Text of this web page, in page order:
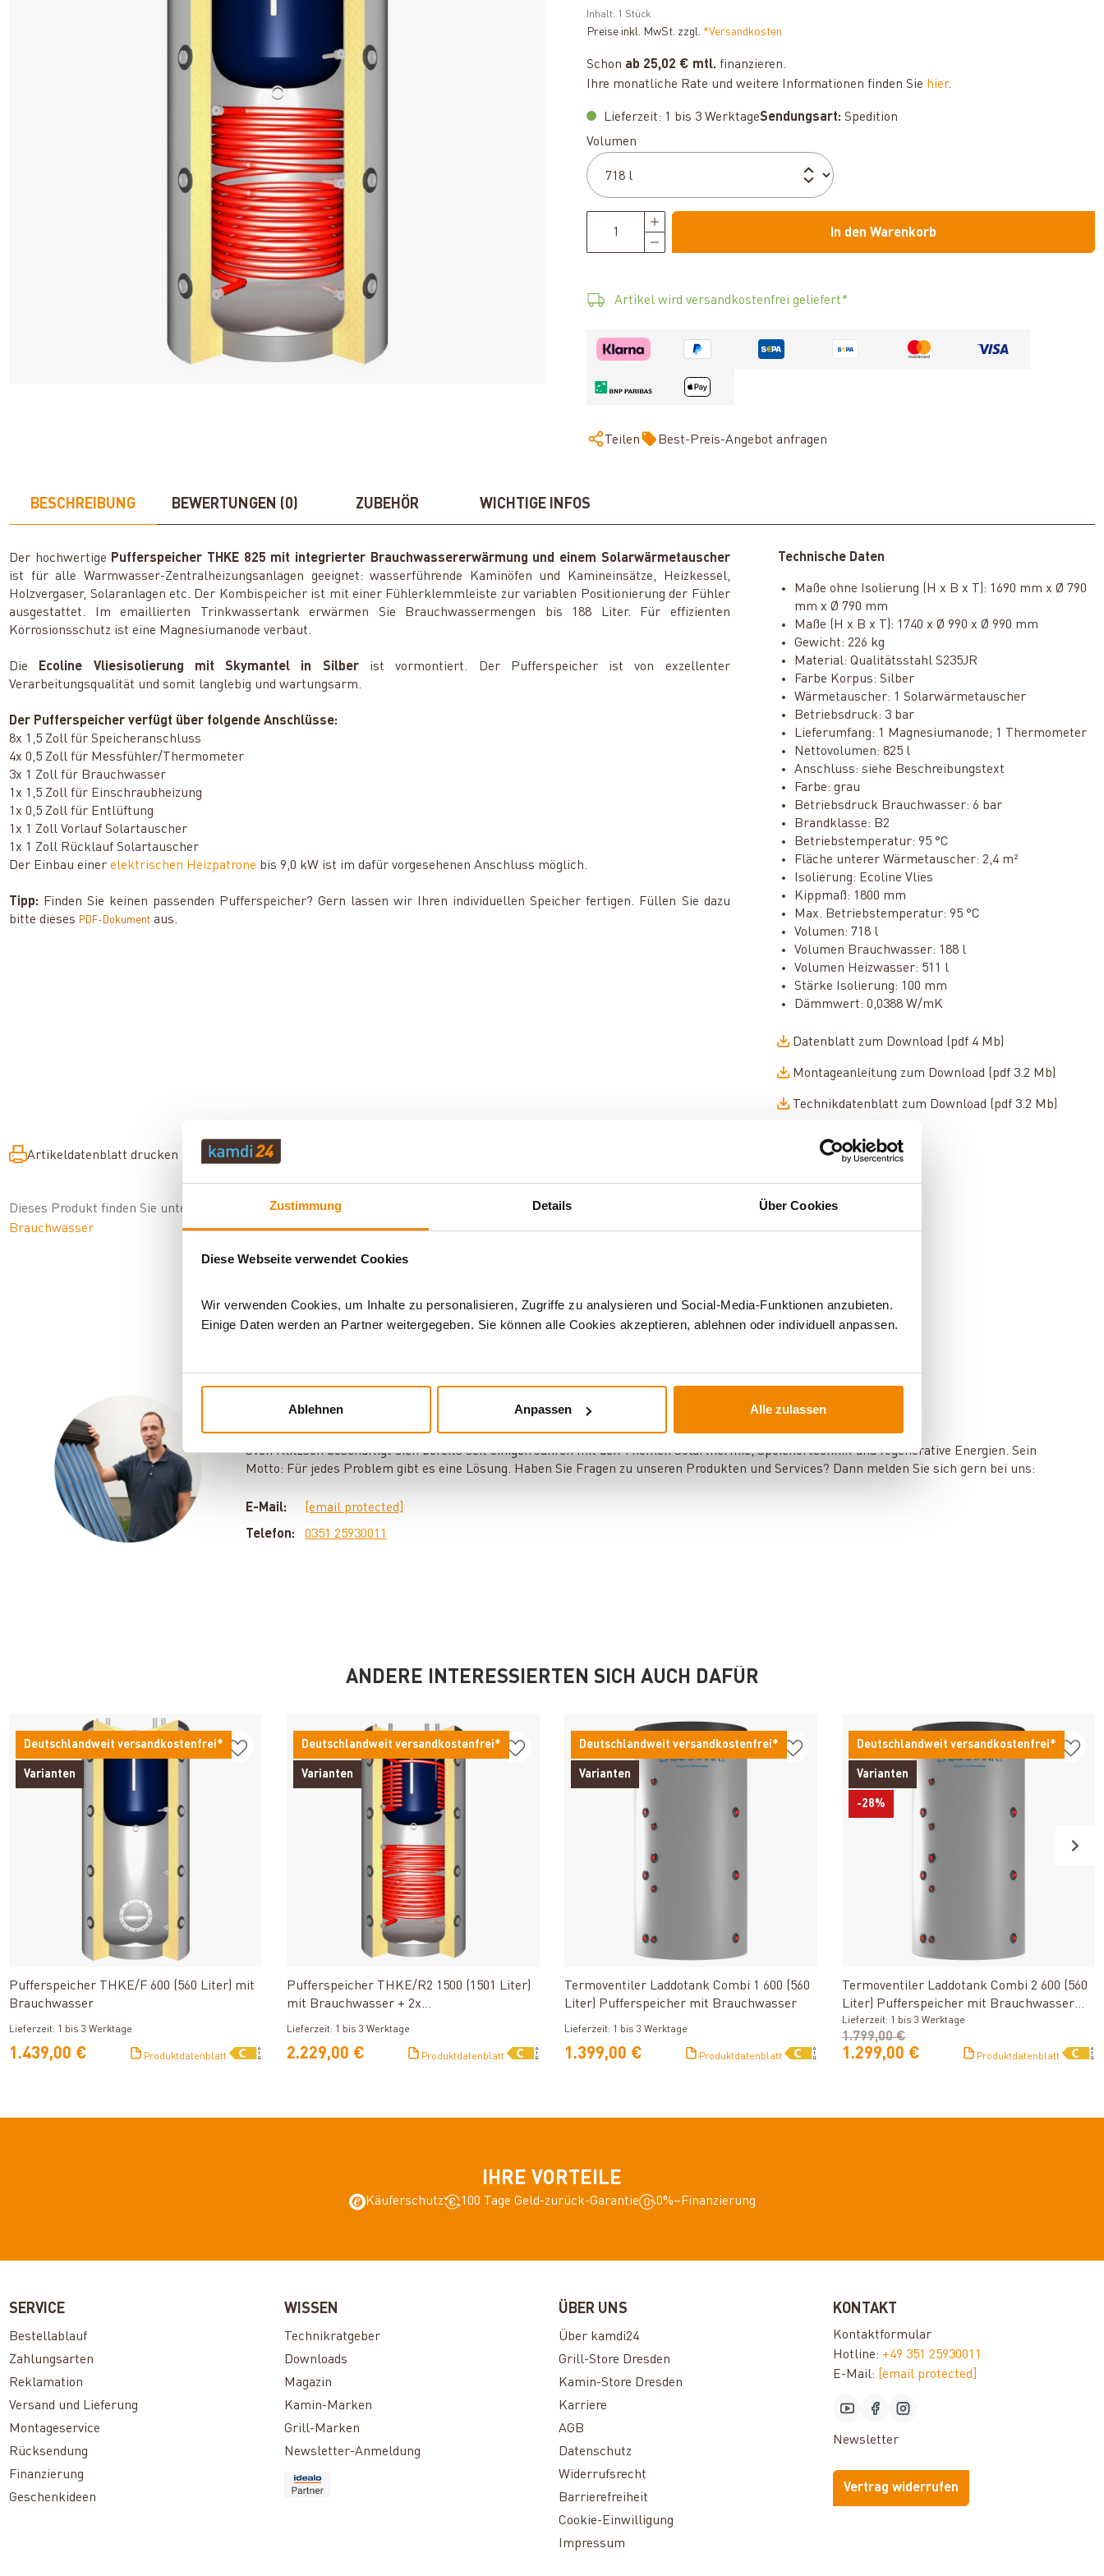
Zustimmung Details Über Cookies
Diese Webseite verwendet Cookies
Wir verwenden Cookies, um Inhalte zu personalisieren, Zugriffe zu analysieren und Social-Media-Funktionen anzubieten.
Einige Daten werden an Partner weitergegeben. Sie können alle Cookies akzeptieren, ablehnen oder individuell anpassen.
Ablehnen Anpassen Alle zulassen
Inhalt: 1 Stück
Preise inkl. MwSt. zzgl. *Versandkosten
Schon ab 25,02 € mtl. finanzieren.
Ihre monatliche Rate und weitere Informationen finden Sie hier.
Lieferzeit: 1 bis 3 WerktageSendungsart: Spedition
Volumen
In den Warenkorb
Artikel wird versandkostenfrei geliefert*
Teilen Best-Preis-Angebot anfragen
BESCHREIBUNG BEWERTUNGEN (0) ZUBEHÖR WICHTIGE INFOS
Der hochwertige Pufferspeicher THKE 825 mit integrierter Brauchwassererwärmung und einem Solarwärmetauscher
ist für alle Warmwasser-Zentralheizungsanlagen geeignet: wasserführende Kaminöfen und Kamineinsätze, Heizkessel,
Holzvergaser, Solaranlagen etc. Der Kombispeicher ist mit einer Fühlerklemmleiste zur variablen Positionierung der Fühler
ausgestattet. Im emaillierten Trinkwassertank erwärmen Sie Brauchwassermengen bis 188 Liter. Für effizienten
Korrosionsschutz ist eine Magnesiumanode verbaut.
Die Ecoline Vliesisolierung mit Skymantel in Silberist vormontiert. Der Pufferspeicher ist von exzellenter
Verarbeitungsqualität und somit langlebig und wartungsarm.
Der Pufferspeicher verfügt über folgende Anschlüsse:
8x 1,5 Zoll für Speicheranschluss
4x 0,5 Zoll für Messfühler/Thermometer
3x 1 Zoll für Brauchwasser
1x 1,5 Zoll für Einschraubheizung
1x 0,5 Zoll für Entlüftung
1x 1 Zoll Vorlauf Solartauscher
1x 1 Zoll Rücklauf Solartauscher
Der Einbau einerelektrischen Heizpatrone bis 9,0 kW ist im dafür vorgesehenen Anschluss möglich.
Tipp: Finden Sie keinen passenden Pufferspeicher? Gern lassen wir Ihren individuellen Speicher fertigen. Füllen Sie dazu
bitte dieses PDF-Dokument aus.
Technische Daten
Maße ohne Isolierung (H x B x T): 1690 mm x Ø 790
mm x Ø 790 mm
Maße (H x B x T): 1740 x Ø 990 x Ø 990 mm
Gewicht: 226 kg
Material: Qualitätsstahl S235JR
Farbe Korpus: Silber
Wärmetauscher: 1 Solarwärmetauscher
Betriebsdruck: 3 bar
Lieferumfang: 1 Magnesiumanode; 1 Thermometer
Nettovolumen: 825 l
Anschluss: siehe Beschreibungstext
Farbe: grau
Betriebsdruck Brauchwasser: 6 bar
Brandklasse: B2
Betriebstemperatur: 95 °C
Fläche unterer Wärmetauscher: 2,4 m²
Isolierung: Ecoline Vlies
Kippmaß: 1800 mm
Max. Betriebstemperatur: 95 °C
Volumen: 718 l
Volumen Brauchwasser: 188 l
Volumen Heizwasser: 511 l
Stärke Isolierung: 100 mm
Dämmwert: 0,0388 W/mK
Datenblatt zum Download (pdf 4 Mb)
Montageanleitung zum Download (pdf 3.2 Mb)
Technikdatenblatt zum Download (pdf 3.2 Mb)
Artikeldatenblatt drucken Frage zum Artikel
Dieses Produkt finden Sie unter: Heiztechnik|Pufferspeicher mit
Brauchwasser
Ihr Berater für Solarthermie und Speicher:
Sven Klitzsch beschäftigt sich bereits seit einigen Jahren mit den Themen Solarthermie, Speichertechnik und regenerative Energien. Sein
Motto: Für jedes Problem gibt es eine Lösung. Haben Sie Fragen zu unseren Produkten und Services? Dann melden Sie sich gern bei uns:
E-Mail:
[email protected]
Telefon:
0351 25930011
ANDERE INTERESSIERTEN SICH AUCH DAFÜR
Deutschlandweit versandkostenfrei*
Varianten
Produkt ansehen
Pufferspeicher THKE/F 600 (560 Liter) mit
Brauchwasser
Lieferzeit: 1 bis 3 Werktage
1.439,00 € Produktdatenblatt
Deutschlandweit versandkostenfrei*
Varianten
Produkt ansehen
Pufferspeicher THKE/R2 1500 (1501 Liter)
mit Brauchwasser + 2x
Solarwärmetauscher
Lieferzeit: 1 bis 3 Werktage
2.229,00 € Produktdatenblatt
Deutschlandweit versandkostenfrei*
Varianten
Produkt ansehen
Termoventiler Laddotank Combi 1 600 (560
Liter) Pufferspeicher mit Brauchwasser
Lieferzeit: 1 bis 3 Werktage
1.399,00 € Produktdatenblatt
Deutschlandweit versandkostenfrei*
Varianten
-28%
Produkt ansehen
Termoventiler Laddotank Combi 2 600 (560
Liter) Pufferspeicher mit Brauchwasser
und 1 Solarwärmetauscher
Lieferzeit: 1 bis 3 Werktage
1.299,00 €
1.799,00 €
Produktdatenblatt
IHRE VORTEILE
Käuferschutz 100 Tage Geld-zurück-Garantie 0%–Finanzierung
SERVICE
Bestellablauf
Zahlungsarten
Reklamation
Versand und Lieferung
Montageservice
Rücksendung
Finanzierung
Geschenkideen
WISSEN
Technikratgeber
Downloads
Magazin
Kamin-Marken
Grill-Marken
Newsletter-Anmeldung
ÜBER UNS
Über kamdi24
Grill-Store Dresden
Kamin-Store Dresden
Karriere
AGB
Datenschutz
Widerrufsrecht
Barrierefreiheit
Cookie-Einwilligung
Impressum
KONTAKT
Kontaktformular
Hotline: +49 351 25930011
E-Mail:
[email protected]
Newsletter
Vertrag widerrufen